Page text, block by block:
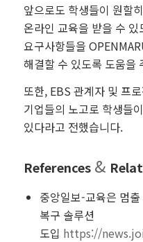
앞으로도 학생들이 원할
온라인 교육을 받을 수
요구사항들을
해결할 수 있도록 도움을
또한, EBS 관계자 및 프
기업들의 노고로 학생들
있다라고 전했습니다.
References &
중앙일보-교육은 멈
복구 솔루션
도입 https://